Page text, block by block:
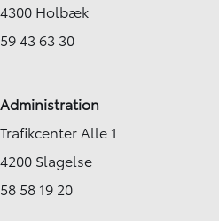
4300 Holbæk
59 43 63 30
Administration
Trafikcenter Alle 1
4200 Slagelse
58 58 19 20